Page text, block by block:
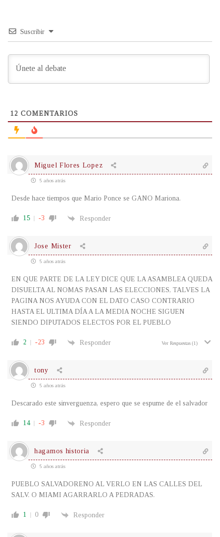
Suscribir
12 COMENTARIOS
Miguel Flores Lopez
5 años atrás
Desde hace tiempos que Mario Ponce se GANO Mariona.
15 -3 Responder
Jose Mister
5 años atrás
EN QUE PARTE DE LA LEY DICE QUE LA ASAMBLEA QUEDA
DISUELTA AL NOMAS PASAN LAS ELECCIONES, TALVES LA
PAGINA NOS AYUDA CON EL DATO CASO CONTRARIO
HASTA EL ULTIMA DÍA A LA MEDIA NOCHE SIGUEN
SIENDO DIPUTADOS ELECTOS POR EL PUEBLO
2 -23 Responder Ver Respuestas (1)
tony
5 años atrás
Descarado este sinverguenza, espero que se espume de el salvador
14 -3 Responder
hagamos historia
5 años atrás
PUEBLO SALVADORENO AL VERLO EN LAS CALLES DEL
SALV. O MIAMI AGARRARLO A PEDRADAS.
1 0 Responder